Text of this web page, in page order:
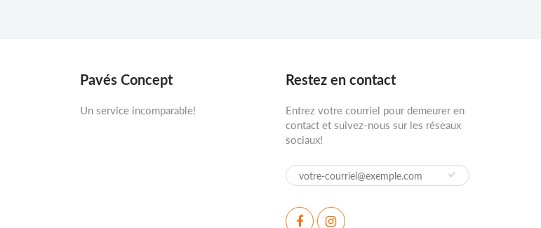
Pavés Concept
Un service incomparable!
Restez en contact
Entrez votre courriel pour demeurer en
contact et suivez-nous sur les réseaux
sociaux!